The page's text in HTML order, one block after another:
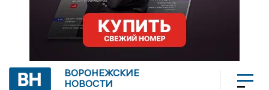
ВОРОНЕЖСКИЕ
НОВОСТИ